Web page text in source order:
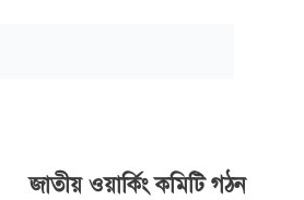
জাতীয় ওয়ার্কিং কমিটি গঠন